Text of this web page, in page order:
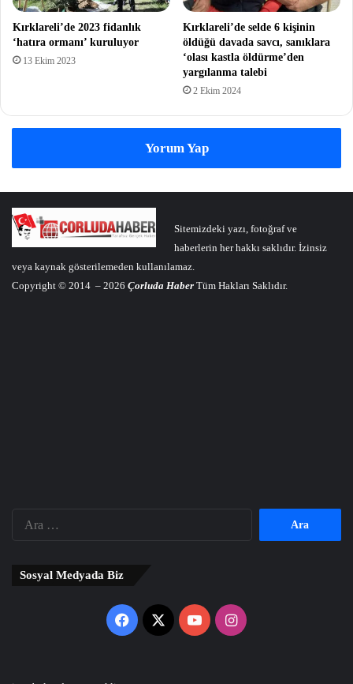
Kırklareli’de 2023 fidanlık
‘hatıra ormanı’ kuruluyor
13 Ekim 2023
Kırklareli’de selde 6 kişinin
öldüğü davada savcı, sanıklara
‘olası kastla öldürme’den
yargılanma talebi
2 Ekim 2024
Yorum Yap
Sitemizdeki yazı, fotoğraf ve
haberlerin her hakkı saklıdır. İzinsiz
veya kaynak gösterilemeden kullanılamaz.
Copyright © 2014 – 2026 Çorluda Haber Tüm Hakları Saklıdır.
Sosyal Medyada Biz
Facebook
X YouTubeInstagram